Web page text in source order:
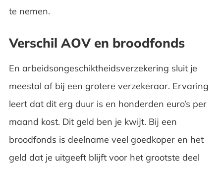
te nemen.
Verschil AOV en broodfonds
En arbeidsongeschiktheidsverzekering sluit je
meestal af bij een grotere verzekeraar. Ervaring
leert dat dit erg duur is en honderden euro’s per
maand kost. Dit geld ben je kwijt. Bij een
broodfonds is deelname veel goedkoper en het
geld dat je uitgeeft blijft voor het grootste deel